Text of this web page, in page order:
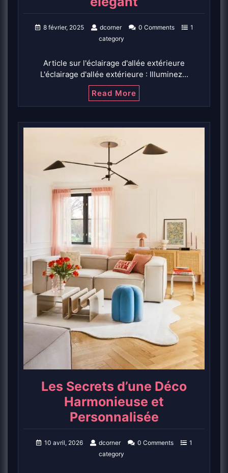
8 février, 2025 dcorner 0 Comments
1
category
Article sur l'éclairage d'allée extérieure
L'éclairage d'allée extérieure : Illuminez…
Read More
Les Secrets d’une Déco
Harmonieuse et
Personnalisée
10 avril, 2026 dcorner 0 Comments
1
category